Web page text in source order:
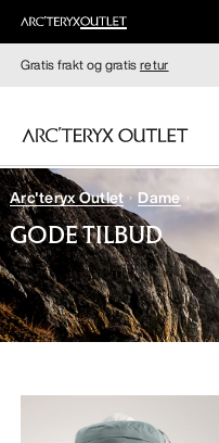
Gratis frakt og gratisretur
DAMER
HERRER
Arc'teryx Outlet Dame
GODE TILBUD